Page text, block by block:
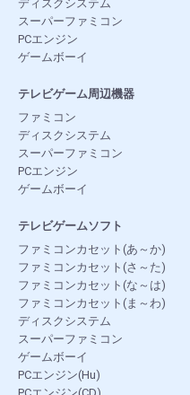
ディスクシステム
スーパーファミコン
PCエンジン
ゲームボーイ
テレビゲーム周辺機器
ファミコン
ディスクシステム
スーパーファミコン
PCエンジン
ゲームボーイ
テレビゲームソフト
ファミコンカセット(あ～か)
ファミコンカセット(さ～た)
ファミコンカセット(な～は)
ファミコンカセット(ま～わ)
ディスクシステム
スーパーファミコン
ゲームボーイ
PCエンジン(Hu)